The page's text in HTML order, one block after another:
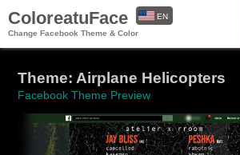
ColoreatuFace
Change Facebook Theme & Color
EN
Theme: Airplane Helicopters
Facebook Theme Preview